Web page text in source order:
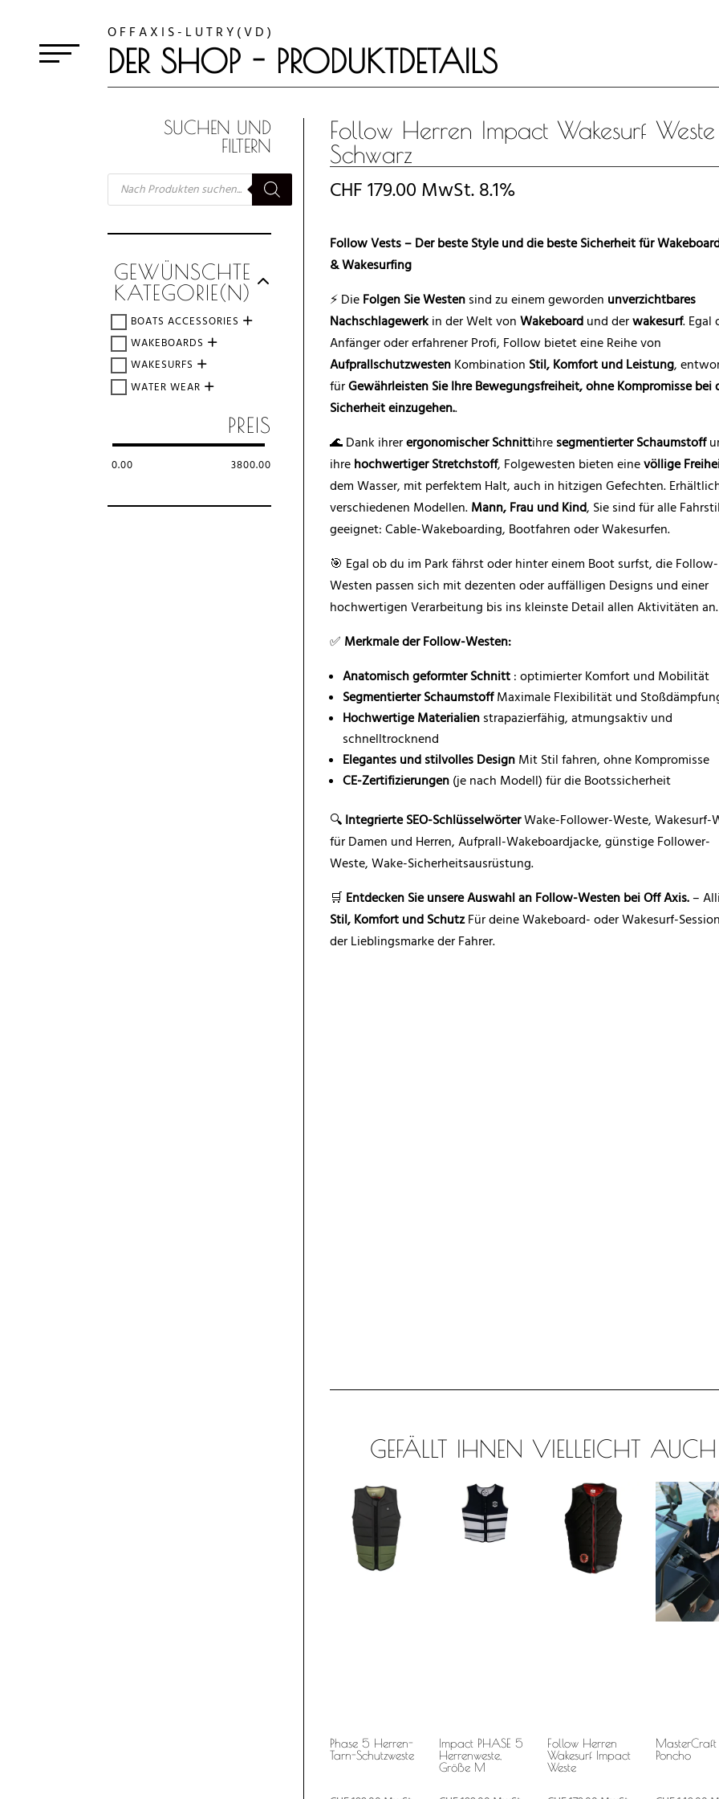
O F F A X I S - L U T R Y ( V D )
DER SHOP - PRODUKTDETAILS
SUCHEN UND
FILTERN
SUCHE
NACH
GEWÜNSCHTE
KATEGORIE(N)
BOATS ACCESSORIES
WAKEBOARDS
WAKESURFS
WATER WEAR
PREIS
0.00 3800.00
Follow Herren Impact Wakesurf
Schwarz
CHF 179.00 MwSt. 8.1%
Follow Vests – Der beste Style und die beste Sicherheit für
& Wakesurfing
⚡ Die Folgen Sie Westen sind zu einem geworden unverzichtbares
Nachschlagewerk in der Welt vonWakeboard und derwakesurf. Egal
Anfänger oder erfahrener Profi, Follow bietet eine Reihe von
Aufprallschutzwesten Kombination Stil, Komfort und Leistung,
fürGewährleisten Sie Ihre Bewegungsfreiheit, ohne Kompromisse bei
Sicherheit einzugehen..
🌊 Dank ihrerergonomischer Schnittihre segmentierter Schaumstoff
ihre hochwertiger Stretchstoff, Folgewesten bieten einevöllige
dem Wasser, mit perfektem Halt, auch in hitzigen Gefechten.
verschiedenen Modellen. Mann, Frau und Kind, Sie sind für alle
geeignet: Cable-Wakeboarding, Bootfahren oder Wakesurfen.
🎯 Egal ob du im Park fährst oder hinter einem Boot surfst, die Follow-
Westen passen sich mit dezenten oder auffälligen Designs und einer
hochwertigen Verarbeitung bis ins kleinste Detail allen Aktivitäten an.
✅ Merkmale der Follow-Westen:
Anatomisch geformter Schnitt : optimierter Komfort und Mobilität
Segmentierter SchaumstoffMaximale Flexibilität und
Hochwertige Materialien strapazierfähig, atmungsaktiv und
schnelltrocknend
Elegantes und stilvolles Design Mit Stil fahren, ohne Kompromisse
CE-Zertifizierungen (je nach Modell) für die Bootssicherheit
🔍 Integrierte SEO-SchlüsselwörterWake-Follower-Weste, Wakesurf-
für Damen und Herren, Aufprall-Wakeboardjacke, günstige Follower-
Weste, Wake-Sicherheitsausrüstung.
🛒 Entdecken Sie unsere Auswahl an Follow-Westen bei Off Axis. –
Stil, Komfort und SchutzFür deine Wakeboard- oder Wakesurf-
der Lieblingsmarke der Fahrer.
GEFÄLLT IHNEN VIELLEICHT AUCH
Phase 5 Herren-
Tarn-Schutzweste
Impact PHASE 5
Herrenweste,
Größe M
Follow Herren
Wakesurf Impact
Weste
MasterCraft
Poncho